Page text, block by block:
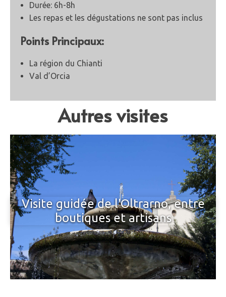
Durée: 6h-8h
Les repas et les dégustations ne sont pas inclus
Points Principaux:
La région du Chianti
Val d’Orcia
Autres visites
Visite guidée de l'Oltrarno, entre
boutiques et artisans